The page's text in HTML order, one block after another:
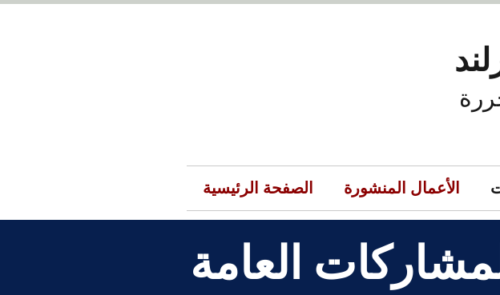
الصفحة الرئيسية الأعمال المنشورة
العامة